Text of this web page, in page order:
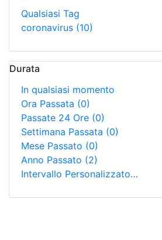
Qualsiasi Tag
coronavirus (10)
Durata
In qualsiasi momento
Ora Passata (0)
Passate 24 Ore (0)
Settimana Passata (0)
Mese Passato (0)
Anno Passato (2)
Intervallo Personalizzato…